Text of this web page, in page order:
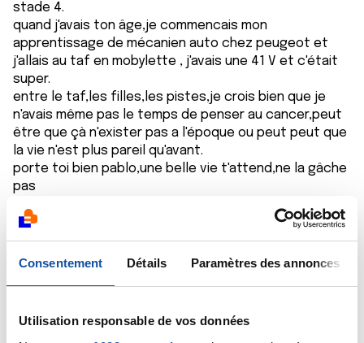
Consentement Détails Paramètres des annonces
Utilisation responsable de vos données
stade 4.
quand j'avais ton âge,je commencais mon
apprentissage de mécanien auto chez peugeot et
j'allais au taf en mobylette , j'avais une 41 V et c'était
super.
entre le taf,les filles,les pistes,je crois bien que je
n'avais même pas le temps de penser au cancer,peut
être que çà n'exister pas a l'époque ou peut peut que
la vie n'est plus pareil qu'avant.
porte toi bien pablo,une belle vie t'attend,ne la gâche
pas
http://romanceetamitiee.r.o.pic.centerblog.net/e6042
e90.gif.